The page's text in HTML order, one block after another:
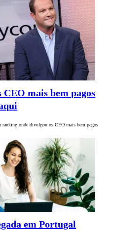
CEO mais bem pagos
onde divulgou os CEO mais bem pagos
em Portugal